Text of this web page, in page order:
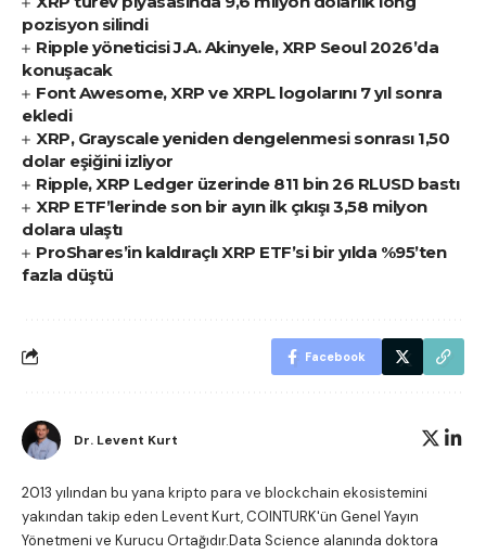
pozisyon silindi
Ripple yöneticisi J.A. Akinyele, XRP Seoul 2026’da
konuşacak
Font Awesome, XRP ve XRPL logolarını 7 yıl sonra
ekledi
XRP, Grayscale yeniden dengelenmesi sonrası 1,50
dolar eşiğini izliyor
Ripple, XRP Ledger üzerinde 811 bin 26 RLUSD bastı
XRP ETF’lerinde son bir ayın ilk çıkışı 3,58 milyon
dolara ulaştı
ProShares’in kaldıraçlı XRP ETF’si bir yılda %95’ten
fazla düştü
Facebook
Dr. Levent Kurt
2013 yılından bu yana kripto para ve blockchain ekosistemini
yakından takip eden Levent Kurt, COINTURK'ün Genel Yayın
Yönetmeni ve Kurucu Ortağıdır.Data Science alanında doktora